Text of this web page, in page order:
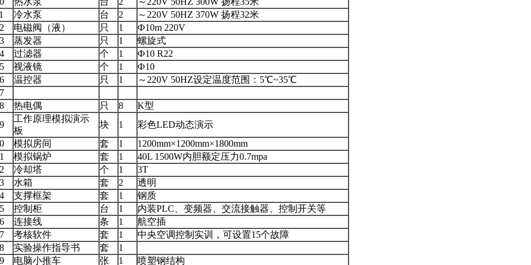
冷水泵 台 2
～220V 50HZ 370W 扬程32米
电磁阀（液） 只 1
Ф10m 220V
蒸发器 只 1
螺旋式
过滤器 个 1
Ф10 R22
视液镜 个 1
Ф10
温控器 只 1
～220V 50HZ设定温度范围：5℃~35℃
热电偶 只 8
K型
工作原理模拟演示
板
块 1
彩色LED动态演示
模拟房间 套 1
1200mm×1200mm×1800mm
模拟锅炉 套 1
40L 1500W内胆额定压力0.7mpa
冷却塔 个 1
3T
水箱 套 2
透明
支撑框架 套 1
钢质
控制柜 台 1
内装PLC、变频器、交流接触器、控制开关等
连接线 条 1
航空插
考核软件 套 1
中央空调控制实训，可设置15个故障
实验操作指导书 套
1
电脑小推车 张 1 喷塑钢结构